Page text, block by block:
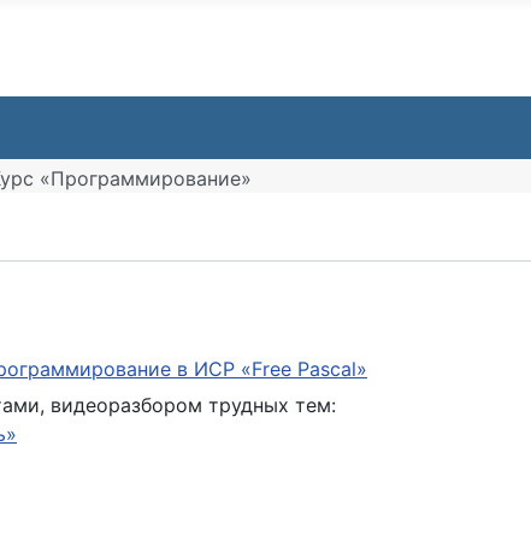
«Программирование»
в ИСР «Free Pascal»
видеоразбором трудных тем: